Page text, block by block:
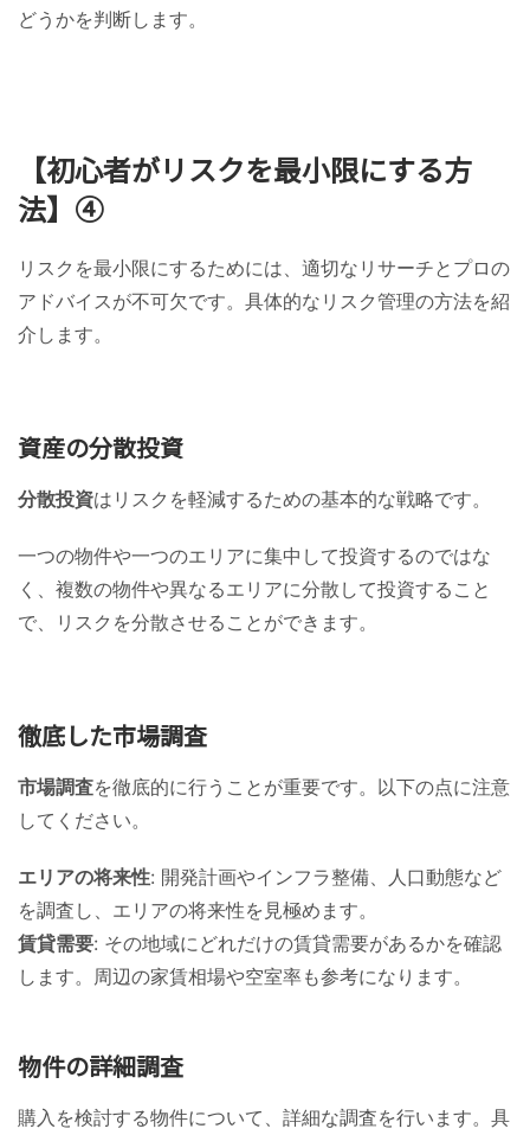
どうかを判断します。
【初心者がリスクを最小限にする方
法】④
リスクを最小限にするためには、適切なリサーチとプロの
アドバイスが不可欠です。具体的なリスク管理の方法を紹
介します。
資産の分散投資
分散投資はリスクを軽減するための基本的な戦略です。
一つの物件や一つのエリアに集中して投資するのではな
く、複数の物件や異なるエリアに分散して投資すること
で、リスクを分散させることができます。
徹底した市場調査
市場調査を徹底的に行うことが重要です。以下の点に注意
してください。
エリアの将来性: 開発計画やインフラ整備、人口動態など
を調査し、エリアの将来性を見極めます。
賃貸需要: その地域にどれだけの賃貸需要があるかを確認
します。周辺の家賃相場や空室率も参考になります。
物件の詳細調査
購入を検討する物件について、詳細な調査を行います。具